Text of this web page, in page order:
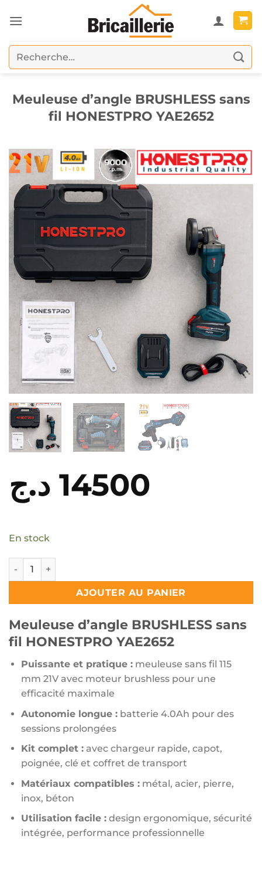
au
Recherche
pour :
Meuleuse d’angle BRUSHLESS sans
fil HONESTPRO YAE2652
14500 د.ج
En stock
quantité de Meuleuse d'angle BRUSHLESS sans fil
AJOUTER AU PANIER
Meuleuse d’angle BRUSHLESS sans
fil HONESTPRO YAE2652
Puissante et pratique :meuleuse sans fil 115
mm 21V avec moteur brushless pour une
efficacité maximale
Autonomie longue :batterie 4.0Ah pour des
sessions prolongées
Kit complet :avec chargeur rapide, capot,
poignée, clé et coffret de transport
Matériaux compatibles :métal, acier, pierre,
inox, béton
Utilisation facile :design ergonomique, sécurité
intégrée, performance professionnelle